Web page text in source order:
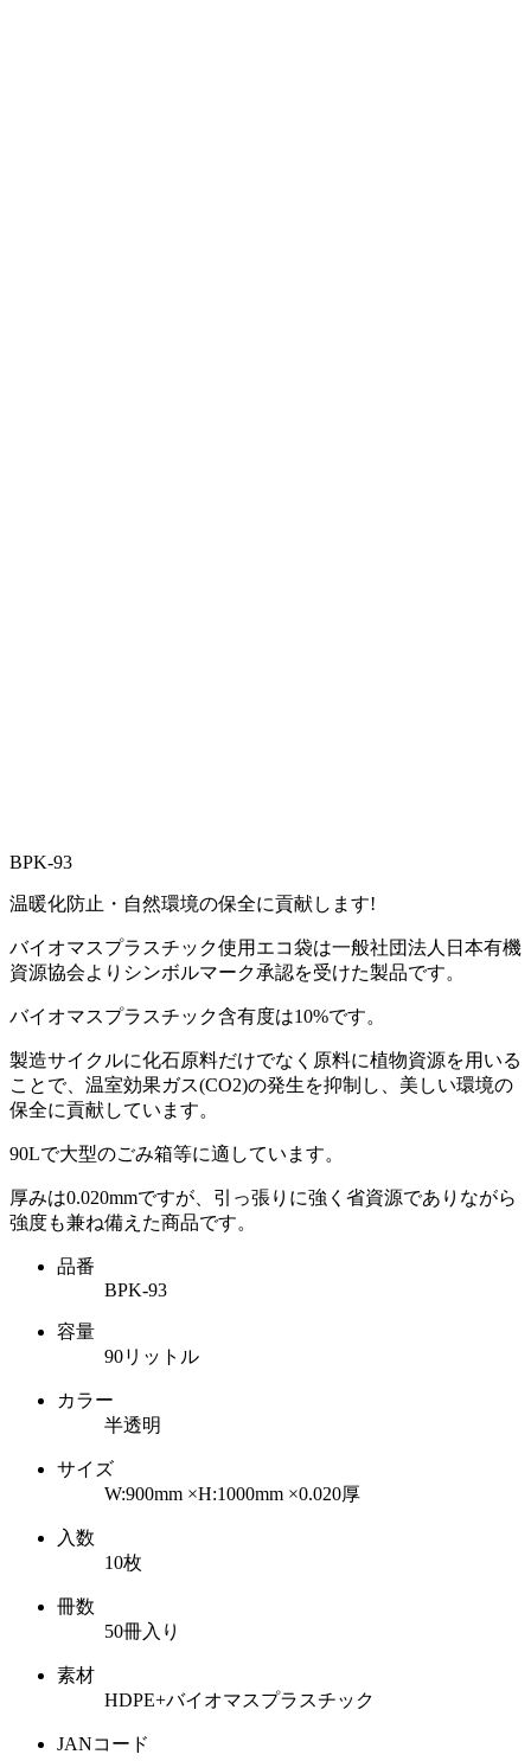
BPK-93
温暖化防止・自然環境の保全に貢献します!
バイオマスプラスチック使用エコ袋は一般社団法人日本有機
資源協会よりシンボルマーク承認を受けた製品です。
バイオマスプラスチック含有度は10%です。
製造サイクルに化石原料だけでなく原料に植物資源を用いる
ことで、温室効果ガス(CO2)の発生を抑制し、美しい環境の
保全に貢献しています。
90Lで大型のごみ箱等に適しています。
厚みは0.020mmですが、引っ張りに強く省資源でありながら
強度も兼ね備えた商品です。
品番
BPK-93
容量
90リットル
カラー
半透明
サイズ
W:900mm ×H:1000mm ×0.020厚
入数
10枚
冊数
50冊入り
素材
HDPE+バイオマスプラスチック
JANコード